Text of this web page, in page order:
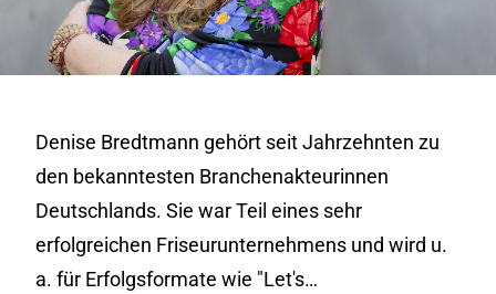
Denise Bredtmann gehört seit Jahrzehnten zu
den bekanntesten Branchenakteurinnen
Deutschlands. Sie war Teil eines sehr
erfolgreichen Friseurunternehmens und wird u.
a. für Erfolgsformate wie "Let's…